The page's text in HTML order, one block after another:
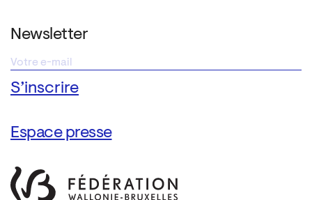
Newsletter
Espace presse